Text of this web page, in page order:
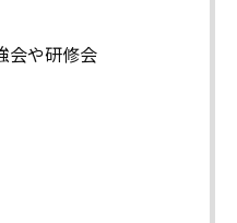
会や研修会